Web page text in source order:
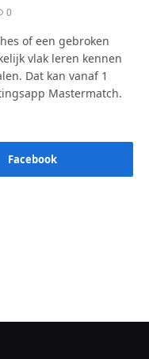
0
of een gebroken
vlak leren kennen
Dat kan vanaf 1
Mastermatch.
Facebook